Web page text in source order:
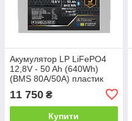
Акумулятор LP LiFePO4
12,8V - 50 Ah (640Wh)
(BMS 80А/50A) пластик
11 750 ₴
Купити